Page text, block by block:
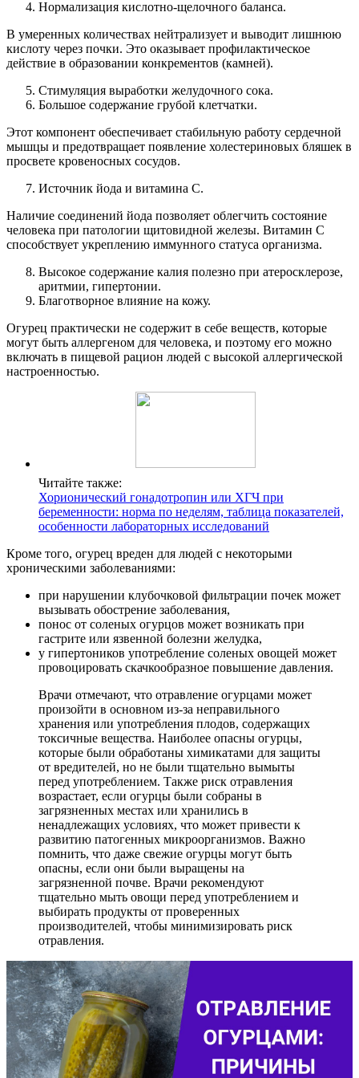
Нормализация кислотно-щелочного баланса.
В умеренных количествах нейтрализует и выводит лишнюю
кислоту через почки. Это оказывает профилактическое
действие в образовании конкрементов (камней).
Стимуляция выработки желудочного сока.
Большое содержание грубой клетчатки.
Этот компонент обеспечивает стабильную работу сердечной
мышцы и предотвращает появление холестериновых бляшек в
просвете кровеносных сосудов.
Источник йода и витамина C.
Наличие соединений йода позволяет облегчить состояние
человека при патологии щитовидной железы. Витамин C
способствует укреплению иммунного статуса организма.
Высокое содержание калия полезно при атеросклерозе,
аритмии, гипертонии.
Благотворное влияние на кожу.
Огурец практически не содержит в себе веществ, которые
могут быть аллергеном для человека, и поэтому его можно
включать в пищевой рацион людей с высокой аллергической
настроенностью.
Читайте также:
Хорионический гонадотропин или ХГЧ при
беременности: норма по неделям, таблица показателей,
особенности лабораторных исследований
Кроме того, огурец вреден для людей с некоторыми
хроническими заболеваниями:
при нарушении клубочковой фильтрации почек может
вызывать обострение заболевания,
понос от соленых огурцов может возникать при
гастрите или язвенной болезни желудка,
у гипертоников употребление соленых овощей может
провоцировать скачкообразное повышение давления.
Врачи отмечают, что отравление огурцами может
произойти в основном из-за неправильного
хранения или употребления плодов, содержащих
токсичные вещества. Наиболее опасны огурцы,
которые были обработаны химикатами для защиты
от вредителей, но не были тщательно вымыты
перед употреблением. Также риск отравления
возрастает, если огурцы были собраны в
загрязненных местах или хранились в
ненадлежащих условиях, что может привести к
развитию патогенных микроорганизмов. Важно
помнить, что даже свежие огурцы могут быть
опасны, если они были выращены на
загрязненной почве. Врачи рекомендуют
тщательно мыть овощи перед употреблением и
выбирать продукты от проверенных
производителей, чтобы минимизировать риск
отравления.